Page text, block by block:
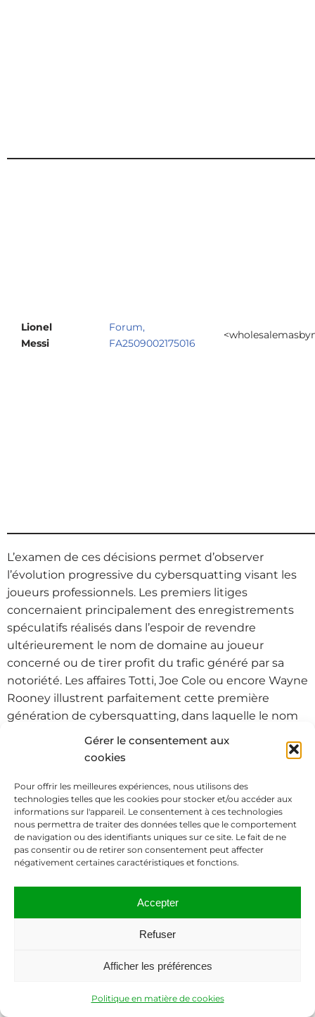
Gérer le consentement aux
cookies
Pour offrir les meilleures expériences, nous utilisons des
technologies telles que les cookies pour stocker et/ou accéder aux
informations sur l'appareil. Le consentement à ces technologies
nous permettra de traiter des données telles que le comportement
de navigation ou des identifiants uniques sur ce site. Le fait de ne
pas consentir ou de retirer son consentement peut affecter
négativement certaines caractéristiques et fonctions.
Accepter
Refuser
Afficher les préférences
Politique en matière de cookies
Lionel
Messi
Forum,
FA2509002175016
L’examen de ces décisions permet d’observer
l’évolution progressive du cybersquatting visant les
joueurs professionnels. Les premiers litiges
concernaient principalement des enregistrements
spéculatifs réalisés dans l’espoir de revendre
ultérieurement le nom de domaine au joueur
concerné ou de tirer profit du trafic généré par sa
notoriété. Les affaires Totti, Joe Cole ou encore Wayne
Rooney illustrent parfaitement cette première
génération de cybersquatting, dans laquelle le nom
un actif négociable. Le préjudice résultait alors
correspondant à l’identité du joueur et de la
nécessité d’engager une procédure afin d’en obtenir
la récupération.
Les décisions plus récentes révèlent toutefois une
apparence de légitimité. Les affaires impliquant
David Beckham, Lionel Messi ou Kylian Mbappé
être utilisé pour reproduire l’identité numérique d’un
détourner du trafic Internet ou collecter des